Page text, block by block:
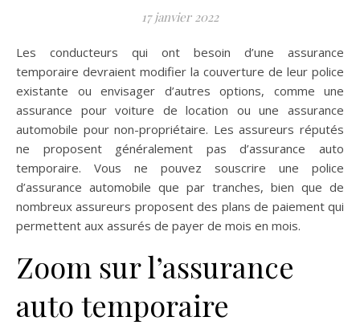
17 janvier 2022
Les conducteurs qui ont besoin d’une assurance
temporaire devraient modifier la couverture de leur police
existante ou envisager d’autres options, comme une
assurance pour voiture de location ou une assurance
automobile pour non-propriétaire. Les assureurs réputés
ne proposent généralement pas d’assurance auto
temporaire. Vous ne pouvez souscrire une police
d’assurance automobile que par tranches, bien que de
nombreux assureurs proposent des plans de paiement qui
permettent aux assurés de payer de mois en mois.
Zoom sur l’assurance
auto temporaire